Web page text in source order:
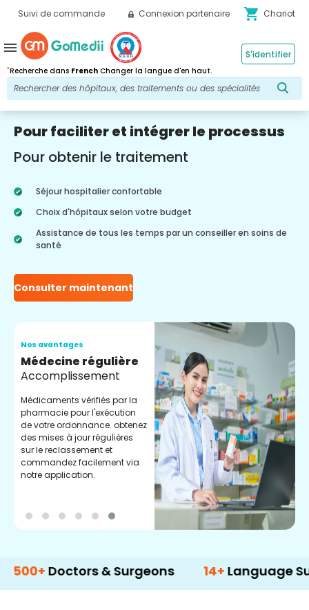
Suivi de commande Connexion partenaire shopping_cart Chariot
*Recherche dans French Changer la langue d'en haut.
S'identifier
menu
Pour faciliter et intégrer le processus
Pour obtenir le traitement
Séjour hospitalier confortable
Choix d'hôpitaux selon votre budget
Assistance de tous les temps par un conseiller en soins de
santé
Consulter maintenant
Nos avantages
Médecine régulière
Accomplissement
Médicaments vérifiés par la
pharmacie pour l'exécution
de votre ordonnance. obtenez
des mises à jour régulières
sur le reclassement et
commandez facilement via
notre application.
& Surgeons 14+ Language Support